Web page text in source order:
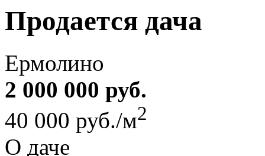
Продается дача
Ермолино
2 000 000 руб.
40 000 руб./м2
О даче